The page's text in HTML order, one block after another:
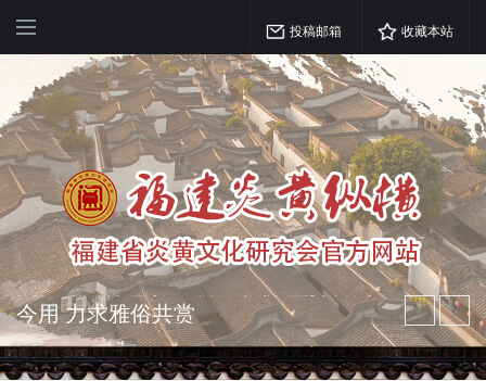
投稿邮箱 收藏本站
弘扬优秀文化 振奋民族精神 介绍民族
瑰宝 宣传中华精英
突出海西特色 报道台港澳侨 坚持古为